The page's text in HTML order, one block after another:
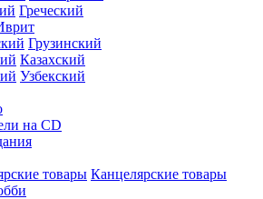
Греческий
Грузинский
Казахский
Узбекский
на CD
Канцелярские товары